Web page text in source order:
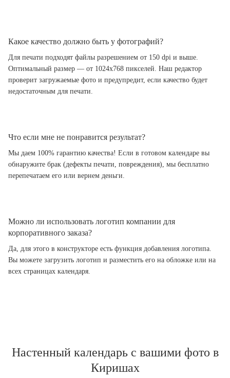
Какое качество должно быть у фотографий?
Для печати подходят файлы разрешением от 150 dpi и выше.
Оптимальный размер — от 1024x768 пикселей. Наш редактор
проверит загружаемые фото и предупредит, если качество будет
недостаточным для печати.
Что если мне не понравится результат?
Мы даем 100% гарантию качества! Если в готовом календаре вы
обнаружите брак (дефекты печати, повреждения), мы бесплатно
перепечатаем его или вернем деньги.
Можно ли использовать логотип компании для
корпоративного заказа?
Да, для этого в конструкторе есть функция добавления логотипа.
Вы можете загрузить логотип и разместить его на обложке или на
всех страницах календаря.
Настенный календарь с вашими фото в
Киришах